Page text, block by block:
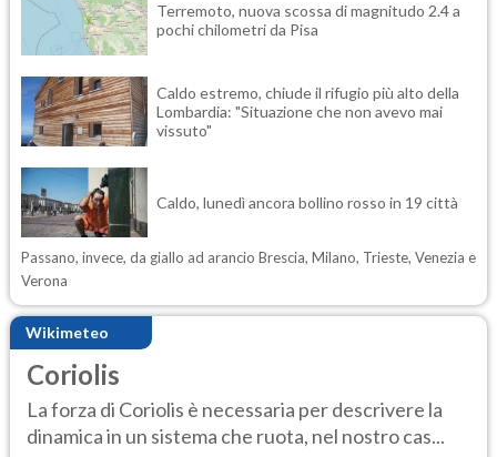
Terremoto, nuova scossa di magnitudo 2.4 a
pochi chilometri da Pisa
Caldo estremo, chiude il rifugio più alto della
Lombardia: "Situazione che non avevo mai
vissuto"
Caldo, lunedì ancora bollino rosso in 19 città
Passano, invece, da giallo ad arancio Brescia, Milano, Trieste, Venezia e
Verona
Wikimeteo
Coriolis
La forza di Coriolis è necessaria per descrivere la
dinamica in un sistema che ruota, nel nostro cas...